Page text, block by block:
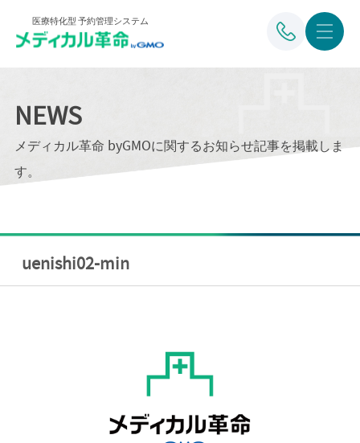
医療特化型 予約管理システム
NEWS
メディカル革命 byGMOに関するお知らせ記事を掲載しま
す。
uenishi02-min